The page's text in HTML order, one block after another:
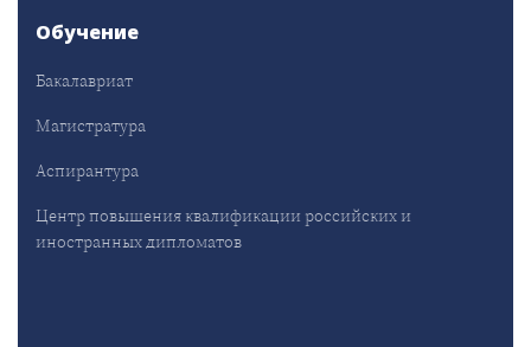
Обучение
Бакалавриат
Магистратура
Аспирантура
Центр повышения квалификации российских и
иностранных дипломатов